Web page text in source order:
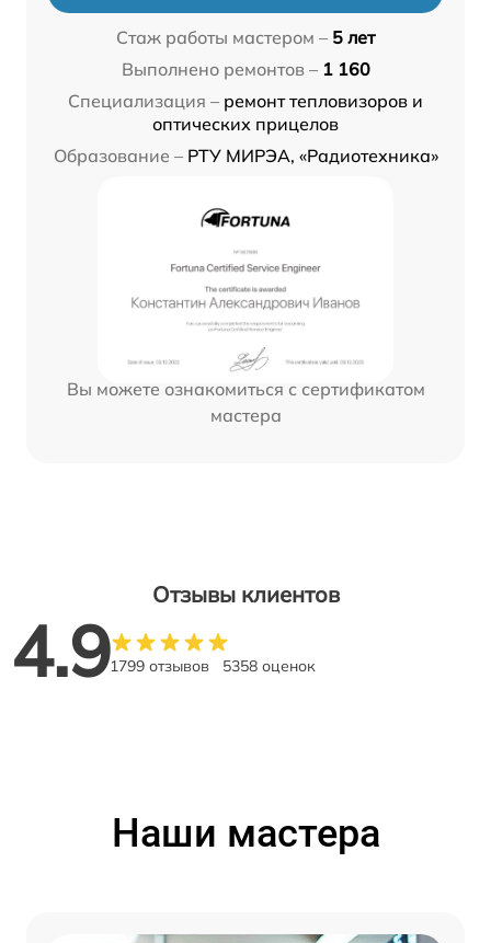
Стаж работы мастером – 5 лет
Выполнено ремонтов – 1 160
Специализация – ремонт тепловизоров и
оптических прицелов
Образование – РТУ МИРЭА, «Радиотехника»
Вы можете ознакомиться с сертификатом
мастера
Отзывы клиентов
4.91799 отзывов 5358 оценок
Наши мастера